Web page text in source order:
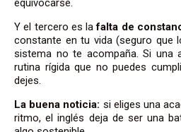
Y el tercero es lafalta de
constante en tu vida (seguro que
sistema no te acompaña. Si una
rutina rígida que no puedes
dejes.
La buena noticia: si eliges una
ritmo, el inglés deja de ser una